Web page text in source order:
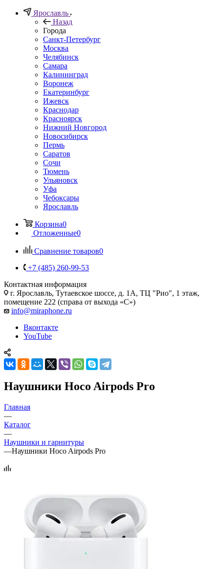
Ярославль
Назад
Города
Санкт-Петербург
Москва
Челябинск
Самара
Калининград
Воронеж
Екатеринбург
Ижевск
Краснодар
Красноярск
Нижний Новгород
Новосибирск
Пермь
Саратов
Сочи
Тюмень
Ульяновск
Уфа
Чебоксары
Ярославль
Корзина0
Отложенные0
Сравнение товаров0
+7 (485) 260-99-53
Контактная информация
г. Ярославль, Тутаевское шоссе, д. 1А, ТЦ "Рио", 1 этаж,
помещение 222 (справа от выхода «С»)
info@miraphone.ru
Вконтакте
YouTube
Наушники Hoco Airpods Pro
Главная
—
Каталог
—
Наушники и гарнитуры
—Наушники Hoco Airpods Pro